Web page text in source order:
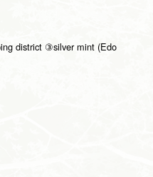
district ③silver mint (Edo